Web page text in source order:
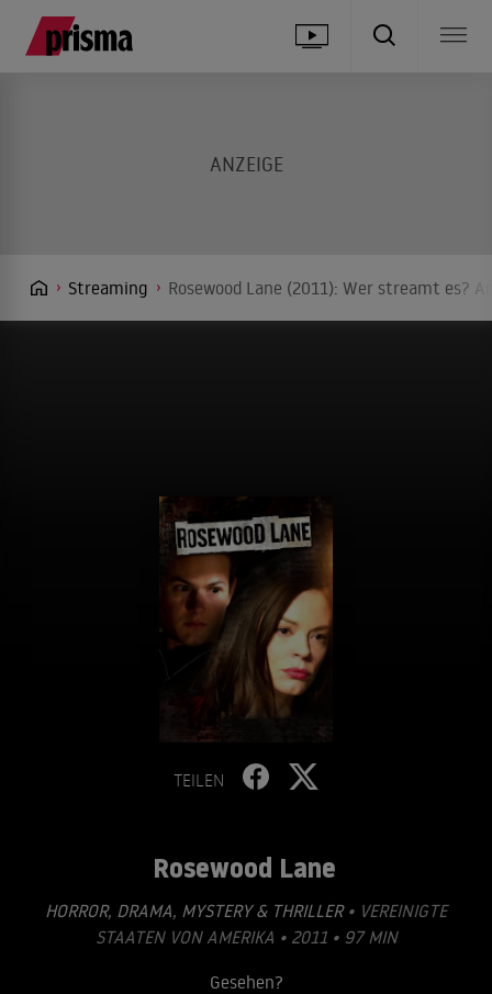
Streaming Rosewood Lane (2011): Wer streamt es?
TEILEN
Rosewood Lane
HORROR, DRAMA, MYSTERY & THRILLER• VEREINIGTE
STAATEN VON AMERIKA • 2011 • 97 MIN
Gesehen?